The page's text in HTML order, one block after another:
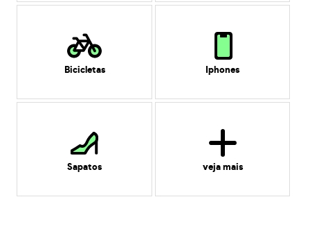
Bicicletas Iphones
Sapatos veja mais